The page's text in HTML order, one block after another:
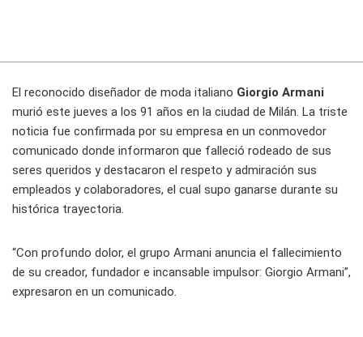
El reconocido diseñador de moda italiano Giorgio Armani
murió este jueves a los 91 años en la ciudad de Milán. La triste
noticia fue confirmada por su empresa en un conmovedor
comunicado donde informaron que falleció rodeado de sus
seres queridos y destacaron el respeto y admiración sus
empleados y colaboradores, el cual supo ganarse durante su
histórica trayectoria.
“Con profundo dolor, el grupo Armani anuncia el fallecimiento
de su creador, fundador e incansable impulsor: Giorgio Armani”,
expresaron en un comunicado.